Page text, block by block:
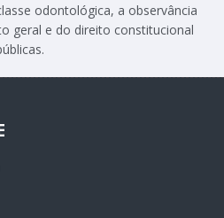
odontológica, a observância
geral e do direito constitucional